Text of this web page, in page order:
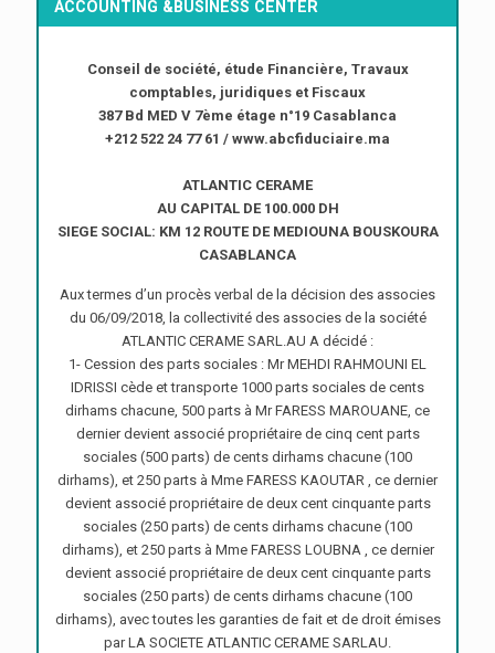
ACCOUNTING &BUSINESS CENTER
Conseil de société, étude Financière, Travaux
comptables, juridiques et Fiscaux
387 Bd MED V 7ème étage n°19 Casablanca
+212 522 24 77 61 / www.abcfiduciaire.ma
ATLANTIC CERAME
AU CAPITAL DE 100.000 DH
SIEGE SOCIAL: KM 12 ROUTE DE MEDIOUNA BOUSKOURA
CASABLANCA
Aux termes d’un procès verbal de la décision des associes
du 06/09/2018, la collectivité des associes de la société
ATLANTIC CERAME SARL.AU A décidé :
1- Cession des parts sociales : Mr MEHDI RAHMOUNI EL
IDRISSI cède et transporte 1000 parts sociales de cents
dirhams chacune, 500 parts à Mr FARESS MAROUANE, ce
dernier devient associé propriétaire de cinq cent parts
sociales (500 parts) de cents dirhams chacune (100
dirhams), et 250 parts à Mme FARESS KAOUTAR , ce dernier
devient associé propriétaire de deux cent cinquante parts
sociales (250 parts) de cents dirhams chacune (100
dirhams), et 250 parts à Mme FARESS LOUBNA , ce dernier
devient associé propriétaire de deux cent cinquante parts
sociales (250 parts) de cents dirhams chacune (100
dirhams), avec toutes les garanties de fait et de droit émises
par LA SOCIETE ATLANTIC CERAME SARLAU.